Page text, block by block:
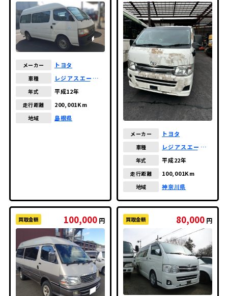
メーカー トヨタ
車種
レジアスエースバ
年式 平成12年
走行距離 200,001Km
地域 島根県
メーカー トヨタ
車種
レジアスエースバ
年式 平成22年
走行距離 100,001Km
地域 神奈川県
買取金額 100,000 円 買取金額 80,000 円